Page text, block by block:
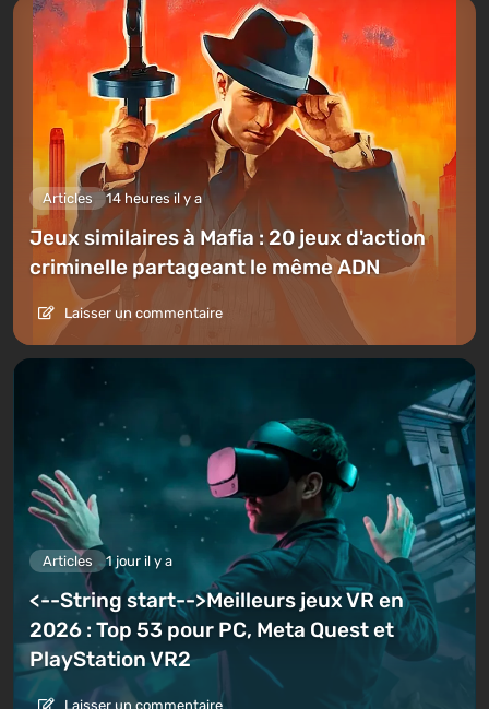
Articles 14 heures il y a
Jeux similaires à Mafia : 20 jeux d'action
criminelle partageant le même ADN
Laisser un commentaire
Articles 1 jour il y a
<--String start-->Meilleurs jeux VR en
2026 : Top 53 pour PC, Meta Quest et
PlayStation VR2
Laisser un commentaire